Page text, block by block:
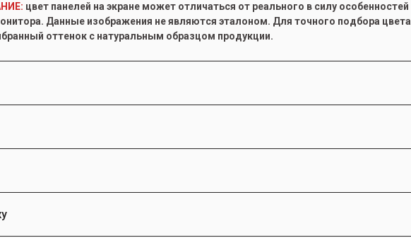
цвет панелей на экране может отличаться от реального в силу особенностей
Данные изображения не являются эталоном. Для точного подбора цвета
оттенок с натуральным образцом продукции.